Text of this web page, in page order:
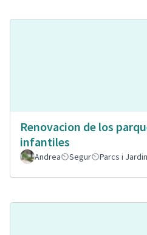
Renovacion de los
infantiles
Andrea Segur Parcs i